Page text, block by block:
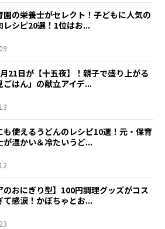
園の栄養士がセレクト！子どもに人気の
レシピ20選！1位はお...
21日が【十五夜】！親子で盛り上がる
ごはん」の献立アイデ...
も使えるうどんのレシピ10選！元・保育
が温かい＆冷たいうど...
のおにぎり型】100円調理グッズがコス
て感涙！かぼちゃとお...